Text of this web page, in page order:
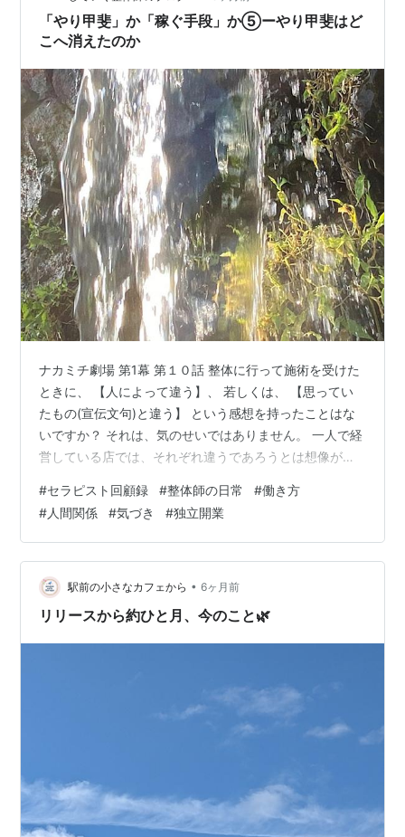
「やり甲斐」か「稼ぐ手段」か⑤ーやり甲斐はど
こへ消えたのか
ナカミチ劇場 第1幕 第１０話 整体に行って施術を受けた
ときに、 【人によって違う】、 若しくは、 【思ってい
たもの(宣伝文句)と違う】 という感想を持ったことはな
いですか？ それは、気のせいではありません。 一人で経
営している店では、それぞれ違うであろうとは想像がつ
があると苦情に繋がってしまいます。 それを避けるため
に【指名制】というものが導入されます。 ここまでは、
経営者側が店を守るためですね。 では、在籍しているス
タッフはどうでしょうか？ 指名を多く取れれば問題ない
ですが、指名が取れないスタッフは、空き時間が増えま
す。 その空き時間に、…
#セラピスト回顧録 #整体師の日常 #働き方
#人間関係 #気づき #独立開業
駅前の小さなカフェから • 6ヶ月前
リリースから約ひと月、今のこと🌿